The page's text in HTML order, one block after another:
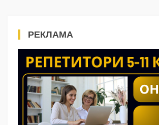
РЕКЛАМА